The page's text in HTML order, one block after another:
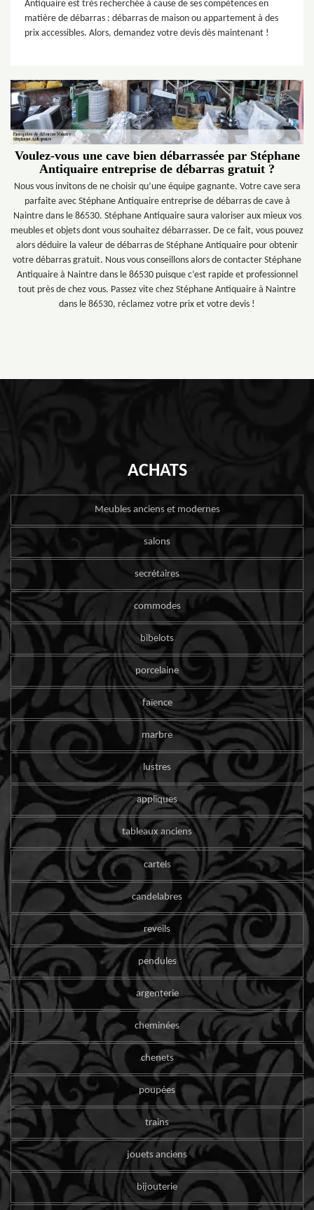
Antiquaire est très recherchée à cause de ses compétences en
matière de débarras : débarras de maison ou appartement à des
prix accessibles. Alors, demandez votre devis dès maintenant !
Voulez-vous une cave bien débarrassée par Stéphane
Antiquaire entreprise de débarras gratuit ?
Nous vous invitons de ne choisir qu’une équipe gagnante. Votre cave sera
parfaite avec Stéphane Antiquaire entreprise de débarras de cave à
Naintre dans le 86530. Stéphane Antiquaire saura valoriser aux mieux vos
meubles et objets dont vous souhaitez débarrasser. De ce fait, vous pouvez
alors déduire la valeur de débarras de Stéphane Antiquaire pour obtenir
votre débarras gratuit. Nous vous conseillons alors de contacter Stéphane
Antiquaire à Naintre dans le 86530 puisque c’est rapide et professionnel
tout près de chez vous. Passez vite chez Stéphane Antiquaire à Naintre
dans le 86530, réclamez votre prix et votre devis !
ACHATS
Meubles anciens et modernes
salons
secrétaires
commodes
bibelots
porcelaine
faïence
marbre
lustres
appliques
tableaux anciens
cartels
candelabres
reveils
pendules
argenterie
cheminées
chenets
poupées
trains
jouets anciens
bijouterie